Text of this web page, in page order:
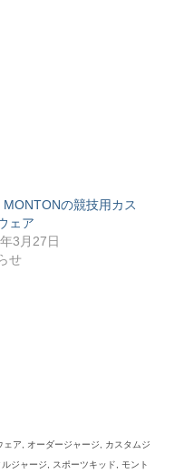
MONTONの競技用カス
ェア
3月27日
せ
ェア オーダージャージ
カスタムジ
ジャージ スポーツキッド
モント